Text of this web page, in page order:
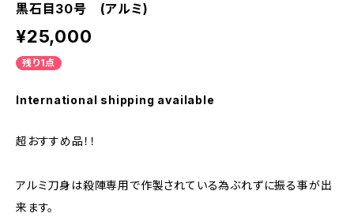
黒石目30号 (アルミ)
¥25,000
残り1点
International shipping available
超おすすめ品！！
アルミ刀身は殺陣専用で作製されている為ぶれずに振る事が出
来ます。